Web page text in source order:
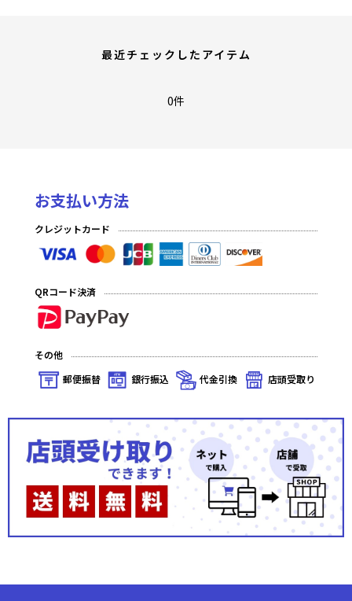
最近チェックしたアイテム
0件
お支払い方法
クレジットカード
QRコード決済
その他
郵便振替
銀行振込 代金引換 店頭受取り